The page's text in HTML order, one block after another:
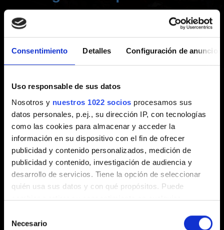
Consentimiento Detalles Configuración de anuncios
Uso responsable de sus datos
Nosotros y nuestros 1022 socios procesamos sus
datos personales, p.ej., su dirección IP, con tecnologías
como las cookies para almacenar y acceder la
información en su dispositivo con el fin de ofrecer
publicidad y contenido personalizados, medición de
publicidad y contenido, investigación de audiencia y
desarrollo de servicios. Tiene la opción de seleccionar
quién usa sus datos y con qué propósitos. Puede
cambiar o retirar su consentimiento en cualquier
el Menú de consentimiento.
Necesario
Creado hace 6 años Actualizado hace 4 años
Si no puedes progresar en el juego, ya sea durante una
1. ¿Qué ha ocurrido inmediatamente antes? ¿Has
realizado alguna acción o combinación de acciones
específica previa al bloqueo?
2. ¿Puedes reproducir el problema?
¿Necesitas ayuda?